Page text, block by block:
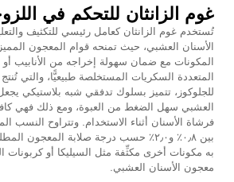
غوم الزانثان للتحكم في
تُستخدم غوم الزانثان كعامل رئيسي للتكثيف
الأسنان العشبي، حيث تمنحه قوام المعجون
المكونات مع ضمان سهولة إخراجه من الأنابيب
المتعددة السكريات المستخلصة طبيعيًّا، والتي تُنتج
للجلوكوز، تتميز بسلوك تدفقي شبه بلاستيكي
العشبي سهل الضغط من العبوة، ومع ذلك فهي
فرشاة الأسنان أثناء الاستخدام. وتتراوح النسب
بين ٠٫٨٪ و٢٫٠٪ حسب درجة صلابة المعجون
به مكونات أخرى مكثِّفة مثل السيليكا أو كربونات
معجون الأسنان العشبي.